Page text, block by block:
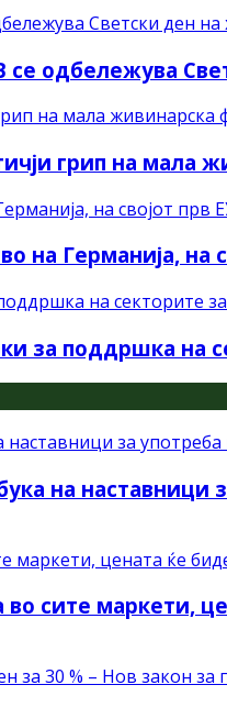
одбележува
грип на мала
на Германија,
за поддршка на
на наставници
сите маркети,